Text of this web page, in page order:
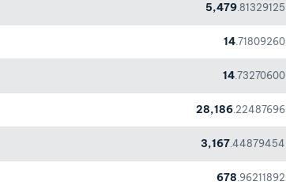
5,479.81329125
14.71809260
14.73270600
28,186.22487696
3,167.44879454
678.96211892